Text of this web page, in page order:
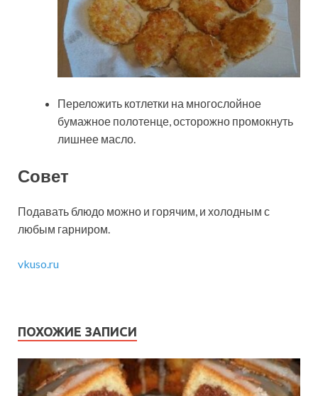
Переложить котлетки на многослойное
бумажное полотенце, осторожно промокнуть
лишнее масло.
Совет
Подавать блюдо можно и горячим, и холодным с
любым гарниром.
vkuso.ru
ПОХОЖИЕ ЗАПИСИ